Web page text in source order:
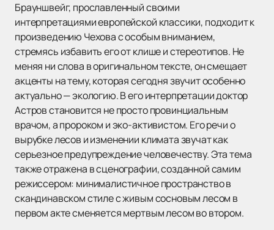
Брауншвейг, прославленный своими
интерпретациями европейской классики, подходит к
произведению Чехова с особым вниманием,
стремясь избавить его от клише и стереотипов. Не
меняя ни слова в оригинальном тексте, он смещает
акценты на тему, которая сегодня звучит особенно
актуально — экологию. В его интерпретации доктор
Астров становится не просто провинциальным
врачом, а пророком и эко-активистом. Его речи о
вырубке лесов и изменении климата звучат как
серьезное предупреждение человечеству. Эта тема
также отражена в сценографии, созданной самим
режиссером: минималистичное пространство в
скандинавском стиле с живым сосновым лесом в
первом акте сменяется мертвым лесом во втором.